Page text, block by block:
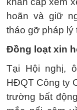
hoãn và giữ
tháo gỡ pháp lý
Đồng loạt xin
Tại Hội nghị,
HĐQT Công ty
trường bất